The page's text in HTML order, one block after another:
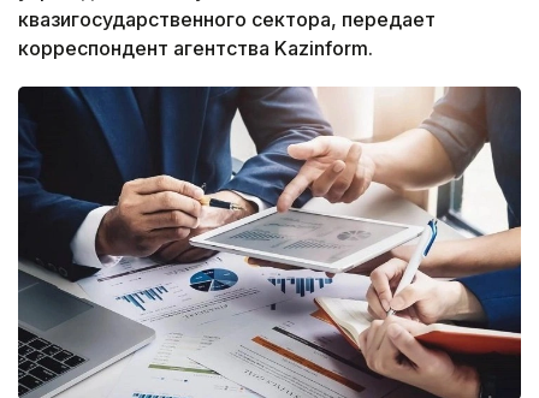
квазигосударственного сектора, передает
корреспондент агентства Kazinform.